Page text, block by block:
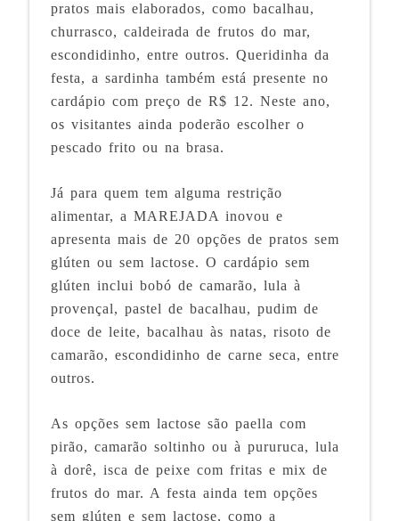
pratos mais elaborados, como bacalhau,
churrasco, caldeirada de frutos do mar,
escondidinho, entre outros. Queridinha da
festa, a sardinha também está presente no
cardápio com preço de R$ 12. Neste ano,
os visitantes ainda poderão escolher o
pescado frito ou na brasa.
Já para quem tem alguma restrição
alimentar, a MAREJADA inovou e
apresenta mais de 20 opções de pratos sem
glúten ou sem lactose. O cardápio sem
glúten inclui bobó de camarão, lula à
provençal, pastel de bacalhau, pudim de
doce de leite, bacalhau às natas, risoto de
camarão, escondidinho de carne seca, entre
outros.
As opções sem lactose são paella com
pirão, camarão soltinho ou à pururuca, lula
à dorê, isca de peixe com fritas e mix de
frutos do mar. A festa ainda tem opções
sem glúten e sem lactose, como a